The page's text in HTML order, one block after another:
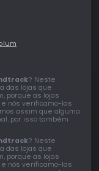
? Neste
das lojas que
porque as lojas
nós verificamo-las
assim que alguma
por isso também
? Neste
das lojas que
porque as lojas
nós verificamo-las